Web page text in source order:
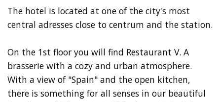
The hotel is located at one of the city's most
central adresses close to centrum and the station.
On the 1st floor you will find Restaurant V. A
brasserie with a cozy and urban atmosphere.
With a view of "Spain" and the open kitchen,
there is something for all senses in our beautiful